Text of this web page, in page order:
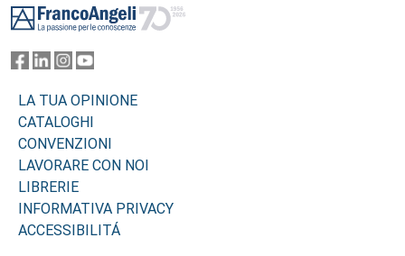
LA TUA OPINIONE
CATALOGHI
CONVENZIONI
LAVORARE CON NOI
LIBRERIE
INFORMATIVA PRIVACY
ACCESSIBILITÁ